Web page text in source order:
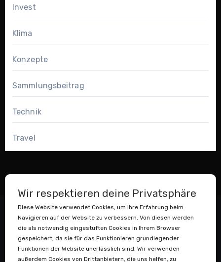
Invest
Klima
Konzepte
Sammlungsbeitrag
Technik
Travel
Wir respektieren deine Privatsphäre
Diese Website verwendet Cookies, um Ihre Erfahrung beim
Navigieren auf der Website zu verbessern. Von diesen werden
die als notwendig eingestuften Cookies in Ihrem Browser
gespeichert, da sie für das Funktionieren grundlegender
Funktionen der Website unerlässlich sind. Wir verwenden
außerdem Cookies von Drittanbietern, die uns helfen, zu